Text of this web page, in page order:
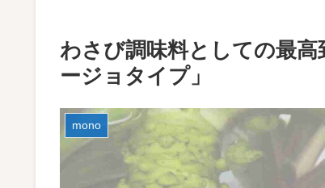
わさび調味料としての最
ージョタイプ」
mono